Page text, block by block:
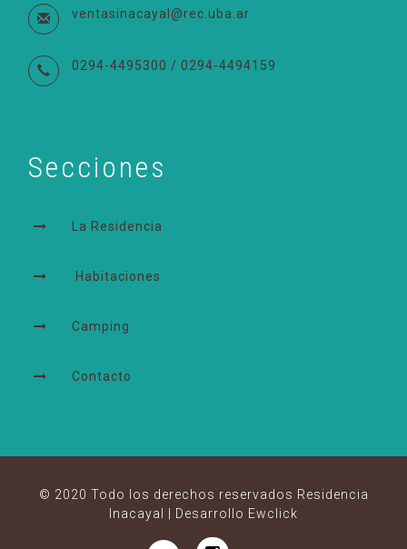
ventasinacayal@rec.uba.ar
0294-4495300 / 0294-4494159
Secciones
La Residencia
Habitaciones
Camping
Contacto
© 2020 Todo los derechos reservados Residencia
Inacayal | Desarrollo Ewclick